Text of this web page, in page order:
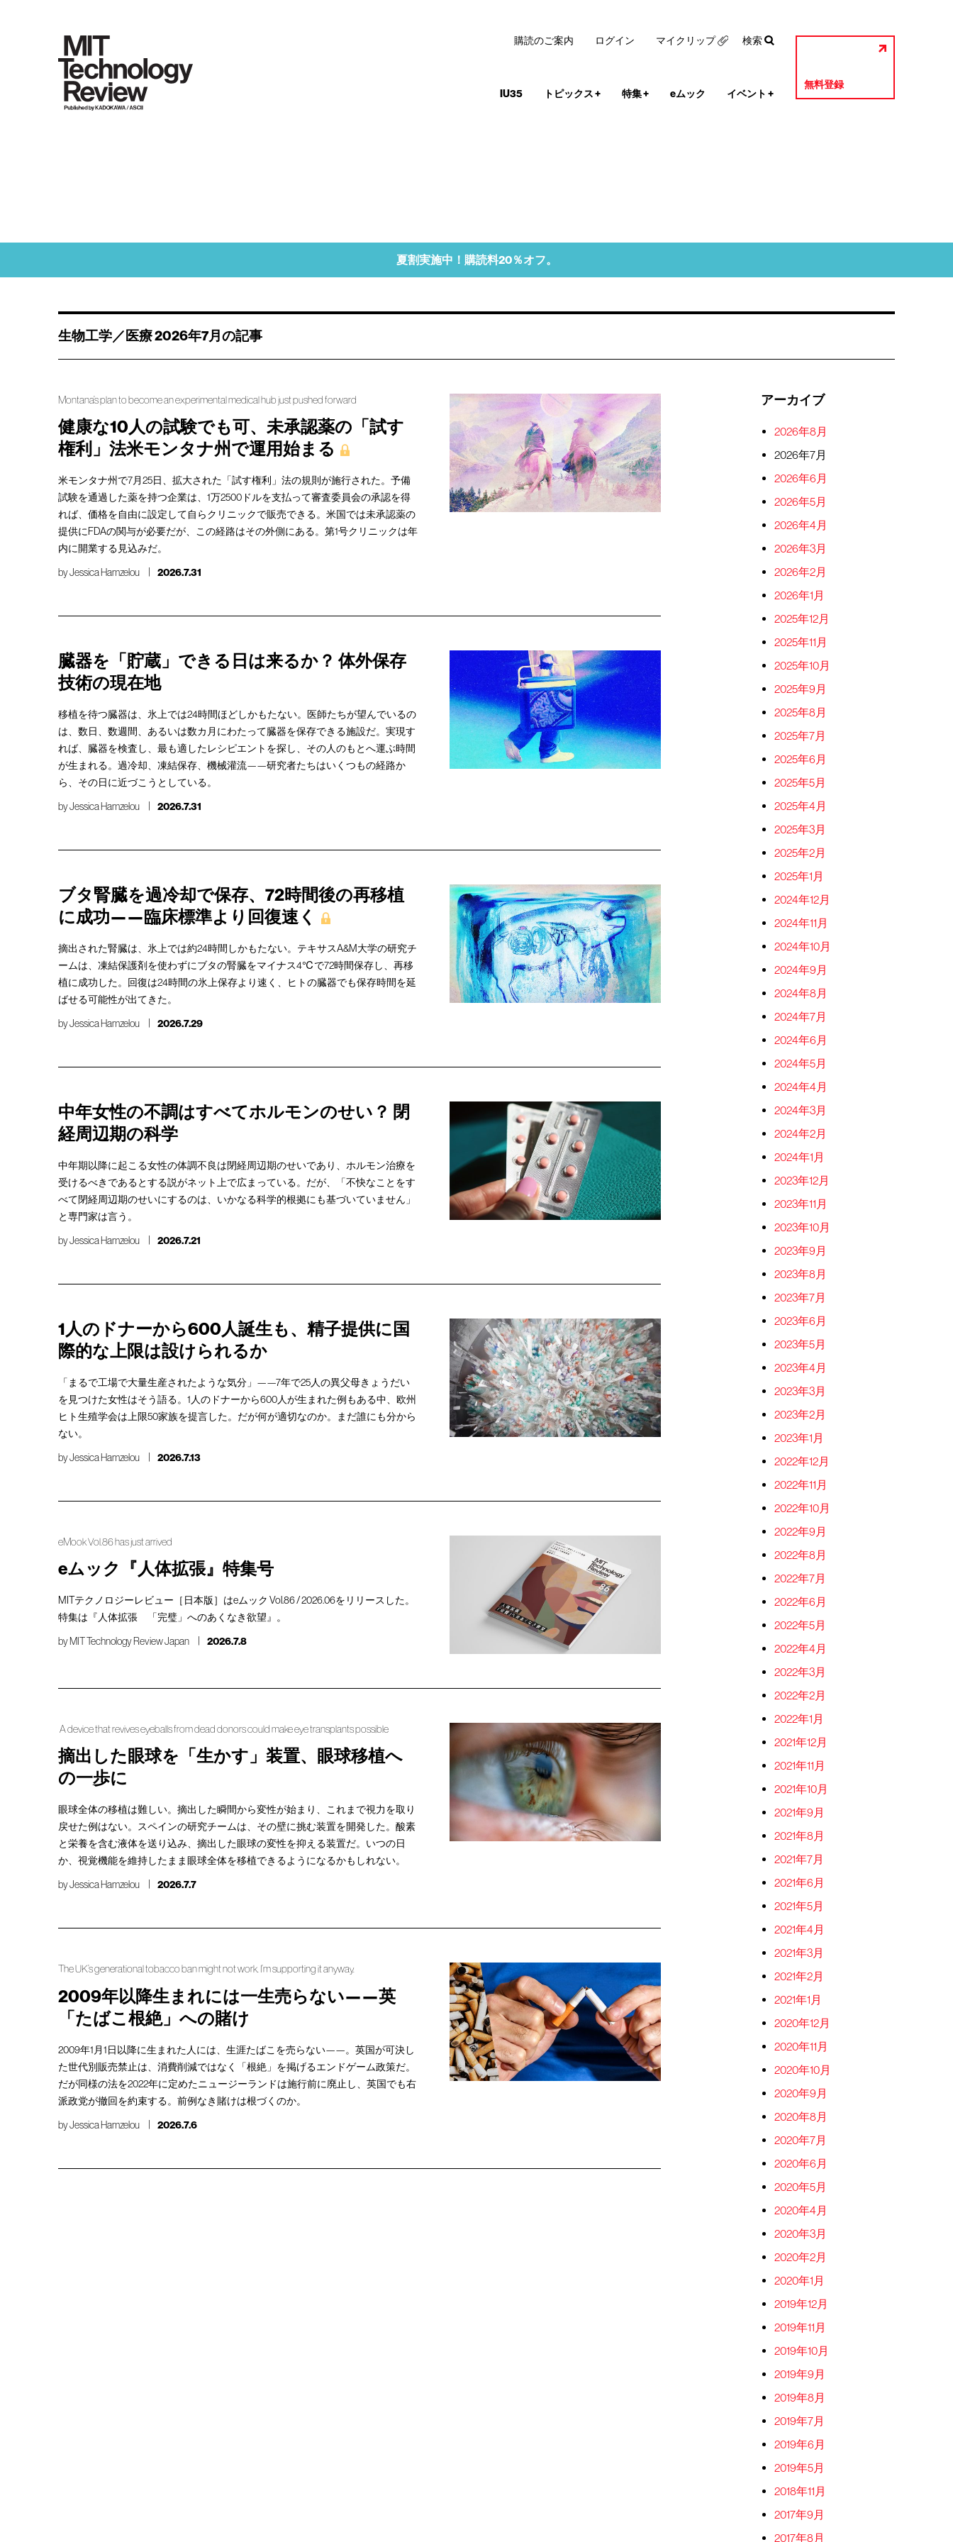
IU35 トピックス+ 特集+ eムック イベント +
無料登録
購読のご案内 ログイン マイクリップ 検索
夏割実施中！購読料20％オフ。
生物工学／医療 2026年7月の記事
Montana’s plan to become an experimental medical hub just pushed forward
健康な10人の試験でも可、未承認薬の「試す
権利」法米モンタナ州で運用始まる
米モンタナ州で7月25日、拡大された「試す権利」法の規則が施行された。予備
試験を通過した薬を持つ企業は、1万2500ドルを支払って審査委員会の承認を得
れば、価格を自由に設定して自らクリニックで販売できる。米国では未承認薬の
提供にFDAの関与が必要だが、この経路はその外側にある。第1号クリニックは年
内に開業する見込みだ。
byJessica Hamzelou 2026.7.31
臓器を「貯蔵」できる日は来るか？ 体外保存
技術の現在地
移植を待つ臓器は、氷上では24時間ほどしかもたない。医師たちが望んでいるの
は、数日、数週間、あるいは数カ月にわたって臓器を保存できる施設だ。実現す
れば、臓器を検査し、最も適したレシピエントを探し、その人のもとへ運ぶ時間
が生まれる。過冷却、凍結保存、機械灌流——研究者たちはいくつもの経路か
ら、その日に近づこうとしている。
byJessica Hamzelou 2026.7.31
ブタ腎臓を過冷却で保存、72時間後の再移植
に成功——臨床標準より回復速く
摘出された腎臓は、氷上では約24時間しかもたない。テキサスA&M大学の研究チ
ームは、凍結保護剤を使わずにブタの腎臓をマイナス4℃で72時間保存し、再移
植に成功した。回復は24時間の氷上保存より速く、ヒトの臓器でも保存時間を延
ばせる可能性が出てきた。
byJessica Hamzelou 2026.7.29
中年女性の不調はすべてホルモンのせい？ 閉
経周辺期の科学
中年期以降に起こる女性の体調不良は閉経周辺期のせいであり、ホルモン治療を
受けるべきであるとする説がネット上で広まっている。だが、「不快なことをす
べて閉経周辺期のせいにするのは、いかなる科学的根拠にも基づいていません」
と専門家は言う。
byJessica Hamzelou 2026.7.21
1人のドナーから600人誕生も、精子提供に国
際的な上限は設けられるか
「まるで工場で大量生産されたような気分」——7年で25人の異父母きょうだい
を見つけた女性はそう語る。1人のドナーから600人が生まれた例もある中、欧州
ヒト生殖学会は上限50家族を提言した。だが何が適切なのか。まだ誰にも分から
ない。
byJessica Hamzelou 2026.7.13
eMook Vol.86 has just arrived
eムック『人体拡張』特集号
MITテクノロジーレビュー［日本版］はeムック Vol.86 / 2026.06をリリースした。
特集は『人体拡張 「完璧」へのあくなき欲望』。
byMIT Technology Review Japan 2026.7.8
A device that revives eyeballs from dead donors could make eye transplants possible
摘出した眼球を「生かす」装置、眼球移植へ
の一歩に
眼球全体の移植は難しい。摘出した瞬間から変性が始まり、これまで視力を取り
戻せた例はない。スペインの研究チームは、その壁に挑む装置を開発した。酸素
と栄養を含む液体を送り込み、摘出した眼球の変性を抑える装置だ。いつの日
か、視覚機能を維持したまま眼球全体を移植できるようになるかもしれない。
byJessica Hamzelou 2026.7.7
The UK’s generational tobacco ban might not work. I’m supporting it anyway.
2009年以降生まれには一生売らない——英
「たばこ根絶」への賭け
2009年1月1日以降に生まれた人には、生涯たばこを売らない——。英国が可決し
た世代別販売禁止は、消費削減ではなく「根絶」を掲げるエンドゲーム政策だ。
だが同様の法を2022年に定めたニュージーランドは施行前に廃止し、英国でも右
派政党が撤回を約束する。前例なき賭けは根づくのか。
byJessica Hamzelou 2026.7.6
アーカイブ
2026年8月
2026年7月
2026年6月
2026年5月
2026年4月
2026年3月
2026年2月
2026年1月
2025年12月
2025年11月
2025年10月
2025年9月
2025年8月
2025年7月
2025年6月
2025年5月
2025年4月
2025年3月
2025年2月
2025年1月
2024年12月
2024年11月
2024年10月
2024年9月
2024年8月
2024年7月
2024年6月
2024年5月
2024年4月
2024年3月
2024年2月
2024年1月
2023年12月
2023年11月
2023年10月
2023年9月
2023年8月
2023年7月
2023年6月
2023年5月
2023年4月
2023年3月
2023年2月
2023年1月
2022年12月
2022年11月
2022年10月
2022年9月
2022年8月
2022年7月
2022年6月
2022年5月
2022年4月
2022年3月
2022年2月
2022年1月
2021年12月
2021年11月
2021年10月
2021年9月
2021年8月
2021年7月
2021年6月
2021年5月
2021年4月
2021年3月
2021年2月
2021年1月
2020年12月
2020年11月
2020年10月
2020年9月
2020年8月
2020年7月
2020年6月
2020年5月
2020年4月
2020年3月
2020年2月
2020年1月
2019年12月
2019年11月
2019年10月
2019年9月
2019年8月
2019年7月
2019年6月
2019年5月
2018年11月
2017年9月
2017年8月